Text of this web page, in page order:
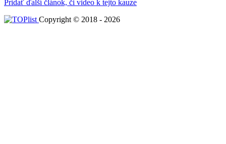
Pridať ďalší článok, či video k tejto kauze
Copyright © 2018 - 2026